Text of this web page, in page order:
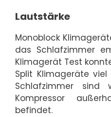
Lautstärke
Monoblock
das Schlafzimmer
Klimagerät Test
Split Klimageräte
Schlafzimmer
Kompressor
befindet.